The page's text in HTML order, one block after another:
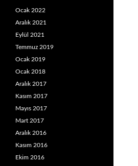
Ocak 2022
Aralık 2021
Eylül 2021
Temmuz 2019
Ocak 2019
Ocak 2018
Aralık 2017
Kasım 2017
Mayıs 2017
Mart 2017
Aralık 2016
Kasım 2016
Ekim 2016